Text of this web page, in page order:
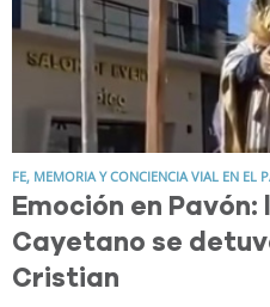
FE, MEMORIA Y CONCIENCIA VIAL EN EL
Emoción en
Cayetano se
Cristian